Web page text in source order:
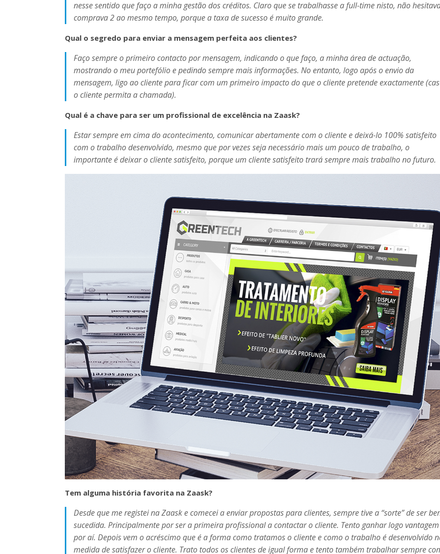
nesse sentido que faço a minha gestão dos créditos. Claro que se trabalhasse afull-timenisto, não
comprava 2 ao mesmo tempo, porque a taxa de sucesso é muito grande.
Qual o segredo para enviar a mensagem perfeita aos clientes?
Faço sempre o primeiro contacto por mensagem, indicando o que faço, a minha área de actuação,
mostrando o meu portefólio e pedindo sempre mais informações. No entanto, logo após o envio da
mensagem, ligo ao cliente para ficar com um primeiro impacto do que o cliente pretende exactamente
o cliente permita a chamada).
Qual é a chave para ser um profissional de excelência na Zaask?
Estar sempre em cima do acontecimento, comunicar abertamente com o cliente e deixá-lo 100% satisfeito
com o trabalho desenvolvido, mesmo que por vezes seja necessário mais um pouco de trabalho, o
importante é deixar o cliente satisfeito, porque um cliente satisfeito trará sempre mais trabalho no futuro.
Tem alguma história favorita na Zaask?
Desde que me registei na Zaask e comecei a enviar propostas para clientes, sempre tive a “sorte” de ser
sucedida. Principalmente por ser a primeira profissional a contactar o cliente. Tento ganhar logo vantagem
por aí. Depois vem o acréscimo que é a forma como tratamos o cliente e como o trabalho é desenvolvido
medida de satisfazer o cliente. Trato todos os clientes de igual forma e tento também trabalhar sempre